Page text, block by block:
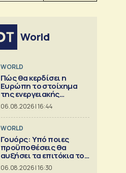
World
WORLD
Πώς θα κερδίσει η
Ευρώπη το στοίχημα
της ενεργειακής
ασφάλειας
06.08.2026 | 16:44
WORLD
Γουόρς: Υπό ποιες
προϋποθέσεις θα
αυξήσει τα επιτόκια τον
Σεπτέμβριο
06.08.2026 | 16:30